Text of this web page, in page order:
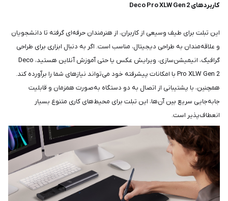
کاربردهای Deco Pro XLW Gen 2
این تبلت برای طیف وسیعی از کاربران، از هنرمندان حرفه‌ای گرفته تا دانشجویان
و علاقه‌مندان به طراحی دیجیتال، مناسب است. اگر به دنبال ابزاری برای طراحی
گرافیک، انیمیشن‌سازی، ویرایش عکس یا حتی آموزش آنلاین هستید، Deco
Pro XLW Gen 2 با امکانات پیشرفته خود می‌تواند نیازهای شما را برآورده کند.
همچنین، با پشتیبانی از اتصال به دو دستگاه به‌صورت همزمان و قابلیت
جابه‌جایی سریع بین آن‌ها، این تبلت برای محیط‌های کاری متنوع بسیار
انعطاف‌پذیر است.